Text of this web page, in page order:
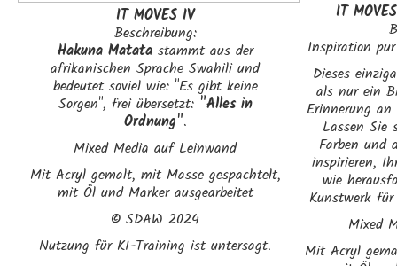
IT MOVES IV
Beschreibung:
Hakuna Matatastammt aus der
afrikanischen Sprache Swahili und
bedeutet soviel wie: "Es gibt keine
Sorgen", frei übersetzt: "Alles in
Ordnung".
Mixed Media auf Leinwand
Mit Acryl gemalt, mit Masse gespachtelt,
mit Öl und Marker ausgearbeitet
©SDAW 2024
Nutzung für KI-Training ist untersagt.
IT
Inspiration
Dieses
als nur ein
Erinnerung
Lassen Sie
Farben und
inspirieren,
wie
Kunstwerk
Mixed
Mit Acryl